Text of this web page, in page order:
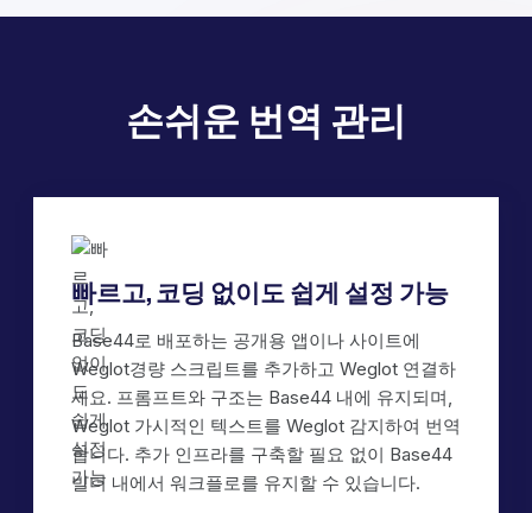
손쉬운 번역 관리
빠르고, 코딩 없이도 쉽게 설정 가능
Base44로 배포하는 공개용 앱이나 사이트에
Weglot경량 스크립트를 추가하고 Weglot 연결하
세요. 프롬프트와 구조는 Base44 내에 유지되며,
Weglot 가시적인 텍스트를 Weglot 감지하여 번역
합니다. 추가 인프라를 구축할 필요 없이 Base44
빌더 내에서 워크플로를 유지할 수 있습니다.